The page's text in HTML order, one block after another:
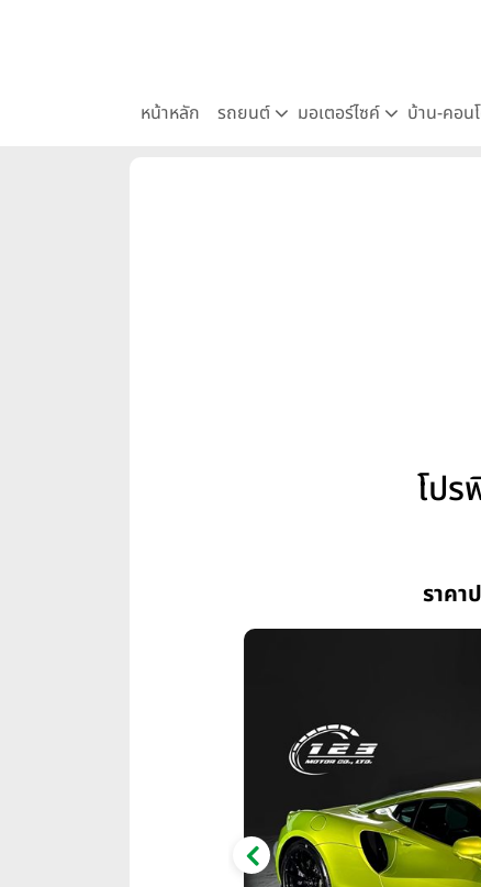
หน้าหลัก รถยนต์ มอเตอร์ไซค์ บ้าน-คอน
โป
ราคา